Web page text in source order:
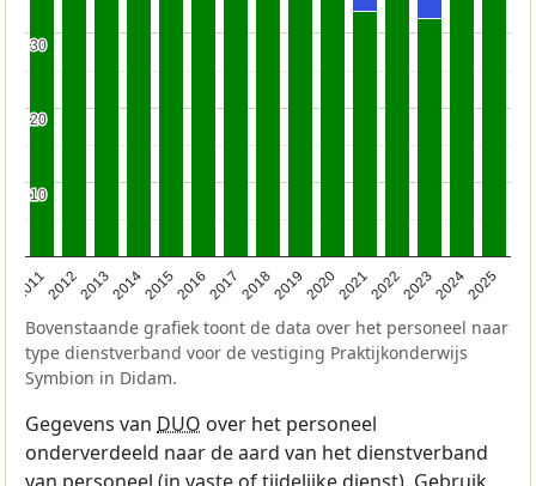
201120122013201420152016201720182019202020212022202320242025
10
10
20
20
30
30
Bovenstaande grafiek toont de data over het personeel naar
type dienstverband voor de vestiging Praktijkonderwijs
Symbion in Didam.
Gegevens van DUO over het personeel
onderverdeeld naar de aard van het dienstverband
van personeel (in vaste of tijdelijke dienst). Gebruik